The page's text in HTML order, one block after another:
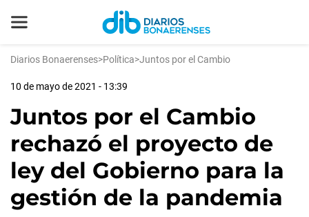
Diarios Bonaerenses>Política>Juntos por el Cambio
10 de mayo de 2021 - 13:39
Juntos por el Cambio
rechazó el proyecto de
ley del Gobierno para la
gestión de la pandemia